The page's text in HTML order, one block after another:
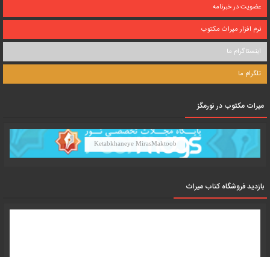
عضویت در خبرنامه
نرم افزار میراث مکتوب
اینستاگرام ما
تلگرام ما
میرات مکتوب در نورمگز
Ketabkhaneye MirasMaktoob
بازدید فروشگاه کتاب میراث